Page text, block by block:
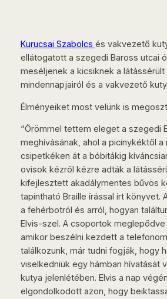
Kurucsai Szabolcs és vakvezető
ellátogatott a szegedi Baross utcai
meséljenek a kicsiknek a
mindennapjairól és a vakvezető
Élményeiket most velünk is
“Örömmel tettem eleget a szegedi
meghívásának, ahol a picinykéktől a
csipetkéken át a bóbitákig
ovisok kézről kézre adták a
kifejlesztett akadálymentes bűvös
tapintható Braille írással írt könyvet.
a fehérbotról és arról, hogyan
Elvis-szel. A csoportok
amikor beszélni kezdett a
találkozunk, már tudni fogják, hogy
viselkedniük egy hámban hívatását
kutya jelenlétében. Elvis a nap
elgondolkodott azon, hogy